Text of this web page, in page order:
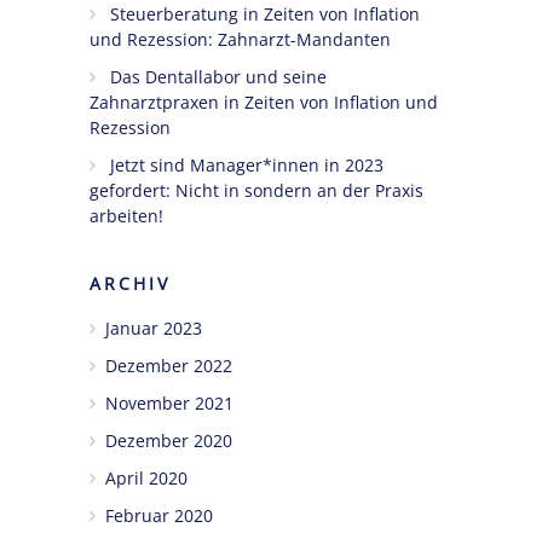
Steuerberatung in Zeiten von Inflation
und Rezession: Zahnarzt-Mandanten
Das Dentallabor und seine
Zahnarztpraxen in Zeiten von Inflation und
Rezession
Jetzt sind Manager*innen in 2023
gefordert: Nicht in sondern an der Praxis
arbeiten!
ARCHIV
Januar 2023
Dezember 2022
November 2021
Dezember 2020
April 2020
Februar 2020